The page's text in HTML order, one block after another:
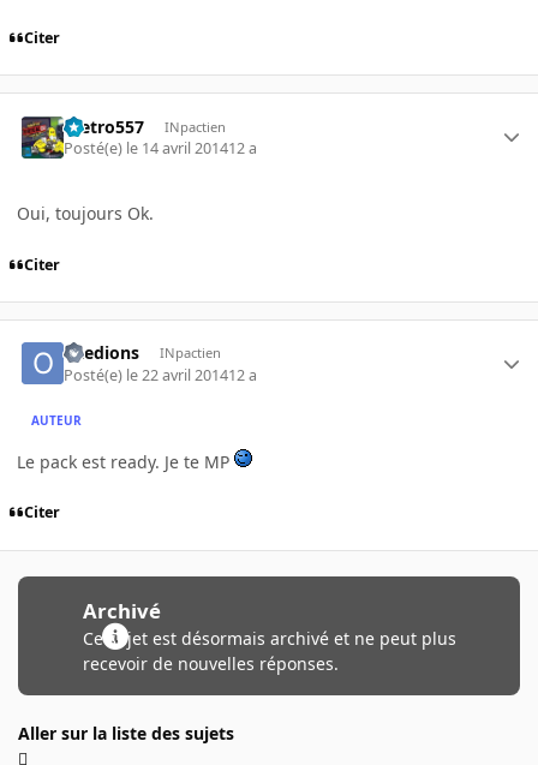
Citer
metro557 INpactien
Posté(e) le 14 avril 201412 a
Oui, toujours Ok.
Citer
oxedions INpactien
Posté(e) le 22 avril 201412 a
AUTEUR
Le pack est ready. Je te MP
Citer
Archivé
Ce sujet est désormais archivé et ne peut plus
recevoir de nouvelles réponses.
Aller sur la liste des sujets